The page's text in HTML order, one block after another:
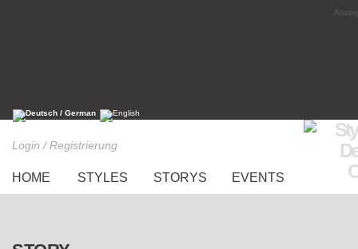
Login / Registrierung
HOME STYLES STORYS EVENTS